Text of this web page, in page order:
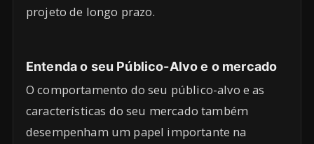
projeto de longo prazo.
Entenda o seu Público-Alvo e o mercado
O comportamento do seu público-alvo e as
características do seu mercado também
desempenham um papel importante na